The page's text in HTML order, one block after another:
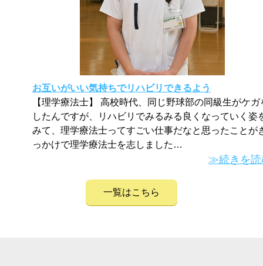
お互いがいい気持ちでリハビリできるよう
【理学療法士】 高校時代、同じ野球部の同級生がケガ
したんですが、リハビリでみるみる良くなっていく姿
みて、理学療法士ってすごい仕事だなと思ったことが
っかけで理学療法士を志しました…
≫続きを読
一覧はこちら